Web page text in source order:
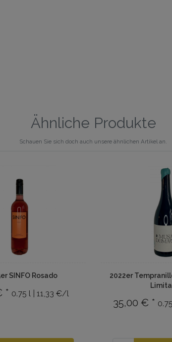
Ähnliche Produkte
Schauen Sie sich doch auch unsere ähnlichen Artikel an.
SINFO Rosado
* 0.75 l | 11,33 €/l
2022er
35,00 € *